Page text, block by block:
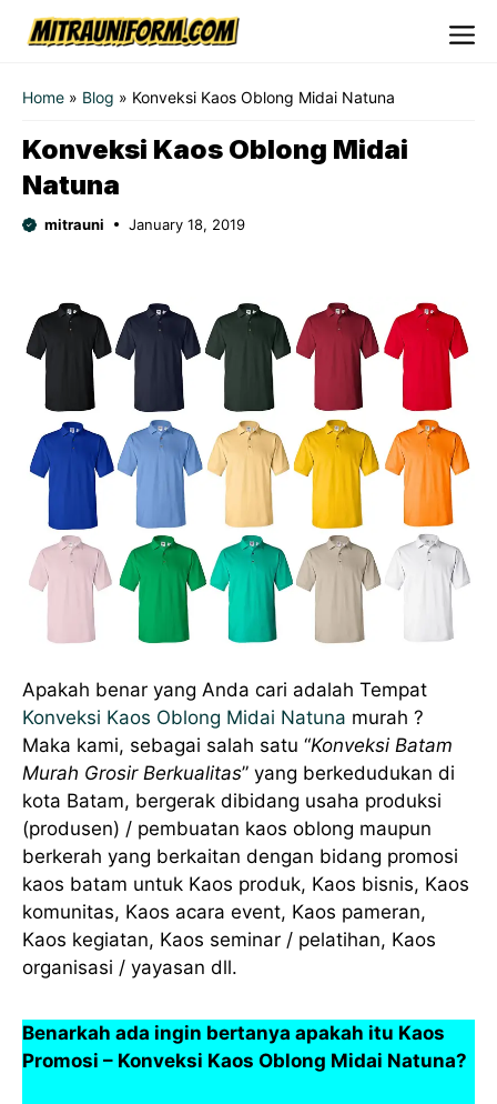
Skip
Home » Blog » Konveksi Kaos Oblong Midai Natuna
Konveksi Kaos Oblong Midai
Natuna
mitrauni January 18, 2019
Apakah benar yang Anda cari adalah Tempat
Konveksi Kaos Oblong Midai Natuna murah ?
Maka kami, sebagai salah satu “Konveksi Batam
Murah Grosir Berkualitas” yang berkedudukan di
kota Batam, bergerak dibidang usaha produksi
(produsen) / pembuatan kaos oblong maupun
berkerah yang berkaitan dengan bidang promosi
kaos batam untuk Kaos produk, Kaos bisnis, Kaos
komunitas, Kaos acara event, Kaos pameran,
Kaos kegiatan, Kaos seminar / pelatihan, Kaos
organisasi / yayasan dll.
Benarkah ada ingin bertanya apakah itu Kaos
Promosi – Konveksi Kaos Oblong Midai Natuna?